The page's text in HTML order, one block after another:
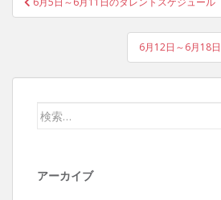
稿
ゲ
6月12日～6月18
検
アーカイブ